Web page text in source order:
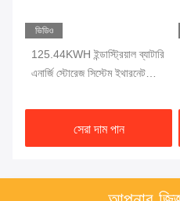
ভিডিও
125.44KWH ইন্ডাস্ট্রিয়াল ব্যাটারি
এনার্জি স্টোরেজ সিস্টেম ইথারনেট
সেরা দাম পান